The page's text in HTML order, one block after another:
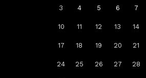
3 4 5 6 7
10 11 12 13 14
17 18 19 20 21
24 25 26 27 28
grip,